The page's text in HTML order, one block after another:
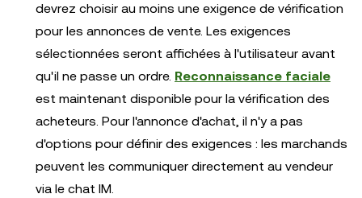
devrez choisir au moins une exigence de vérification
pour les annonces de vente. Les exigences
sélectionnées seront affichées à l'utilisateur avant
qu'il ne passe un ordre. Reconnaissance faciale
est maintenant disponible pour la vérification des
acheteurs. Pour l'annonce d'achat, il n'y a pas
d'options pour définir des exigences : les marchands
peuvent les communiquer directement au vendeur
via le chat IM.